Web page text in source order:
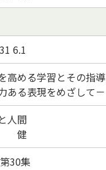
6.1
高める学習とその指導
ある表現をめざして－
人間
健
第30集